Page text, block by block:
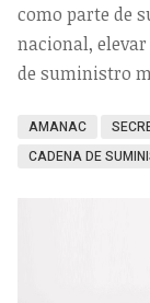
como parte de
nacional,
de suministro
AMANAC
CADENA DE